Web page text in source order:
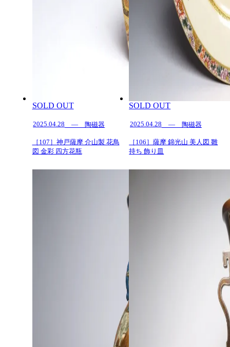
SOLD OUT
2025.04.28 — 陶磁器
［107］神戸薩摩 介山製 花鳥
図 金彩 四方花瓶
SOLD OUT
2025.04.28 — 陶磁器
［106］薩摩 錦光山 美人図 雛
持ち 飾り皿